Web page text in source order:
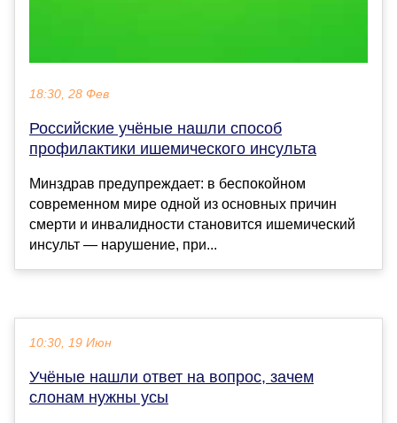
18:30, 28 Фев
Российские учёные нашли способ
профилактики ишемического инсульта
Минздрав предупреждает: в беспокойном
современном мире одной из основных причин
смерти и инвалидности становится ишемический
инсульт — нарушение, при...
10:30, 19 Июн
Учёные нашли ответ на вопрос, зачем
слонам нужны усы